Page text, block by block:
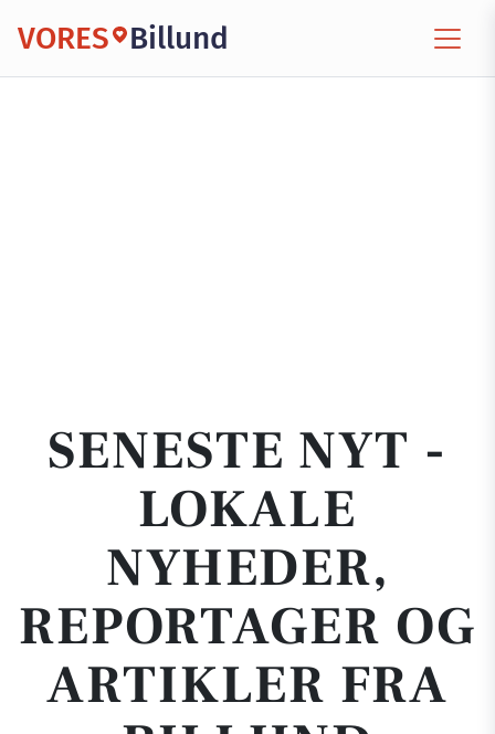
VORES Billund
SENESTE NYT -
LOKALE
NYHEDER,
REPORTAGER OG
ARTIKLER FRA